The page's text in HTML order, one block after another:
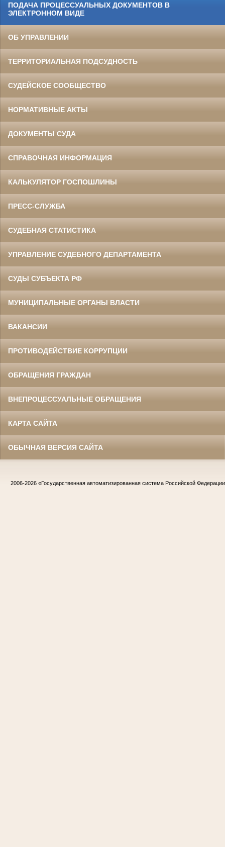
ПОДАЧА ПРОЦЕССУАЛЬНЫХ ДОКУМЕНТОВ В
ЭЛЕКТРОННОМ ВИДЕ
ОБ УПРАВЛЕНИИ
ТЕРРИТОРИАЛЬНАЯ ПОДСУДНОСТЬ
СУДЕЙСКОЕ СООБЩЕСТВО
НОРМАТИВНЫЕ АКТЫ
ДОКУМЕНТЫ СУДА
СПРАВОЧНАЯ ИНФОРМАЦИЯ
КАЛЬКУЛЯТОР ГОСПОШЛИНЫ
ПРЕСС-СЛУЖБА
СУДЕБНАЯ СТАТИСТИКА
УПРАВЛЕНИЕ СУДЕБНОГО ДЕПАРТАМЕНТА
СУДЫ СУБЪЕКТА РФ
МУНИЦИПАЛЬНЫЕ ОРГАНЫ ВЛАСТИ
ВАКАНСИИ
ПРОТИВОДЕЙСТВИЕ КОРРУПЦИИ
ОБРАЩЕНИЯ ГРАЖДАН
ВНЕПРОЦЕССУАЛЬНЫЕ ОБРАЩЕНИЯ
КАРТА САЙТА
ОБЫЧНАЯ ВЕРСИЯ САЙТА
2006-2026 «Государственная автоматизированная система Российской